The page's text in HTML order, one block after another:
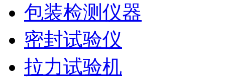
包装检测仪器
密封试验仪
拉力试验机